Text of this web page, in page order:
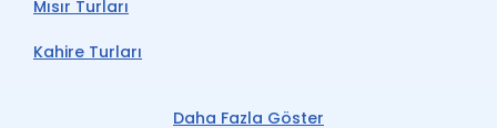
Daha Fazla Göster
Mısır Turları
Kahire Turları